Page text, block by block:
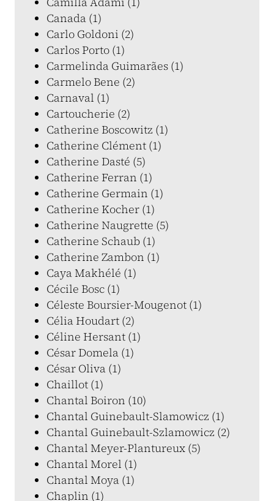
Canada (1)
Carlo Goldoni (2)
Carlos Porto (1)
Carmelinda Guimarães (1)
Carmelo Bene (2)
Carnaval (1)
Cartoucherie (2)
Catherine Boscowitz (1)
Catherine Clément (1)
Catherine Dasté (5)
Catherine Ferran (1)
Catherine Germain (1)
Catherine Kocher (1)
Catherine Naugrette (5)
Catherine Schaub (1)
Catherine Zambon (1)
Caya Makhélé (1)
Cécile Bosc (1)
Céleste Boursier-Mougenot (1)
Célia Houdart (2)
Céline Hersant (1)
César Domela (1)
César Oliva (1)
Chaillot (1)
Chantal Boiron (10)
Chantal Guinebault-Slamowicz (1)
Chantal Guinebault-Szlamowicz (2)
Chantal Meyer-Plantureux (5)
Chantal Morel (1)
Chantal Moya (1)
Chaplin (1)